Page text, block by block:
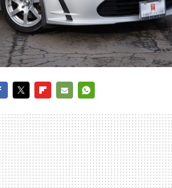
MAIL